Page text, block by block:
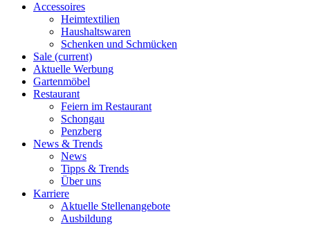
Accessoires
Heimtextilien
Haushaltswaren
Schenken und Schmücken
Sale (current)
Aktuelle Werbung
Gartenmöbel
Restaurant
Feiern im Restaurant
Schongau
Penzberg
News & Trends
News
Tipps & Trends
Über uns
Karriere
Aktuelle Stellenangebote
Ausbildung